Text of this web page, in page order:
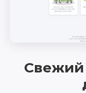
Свежий